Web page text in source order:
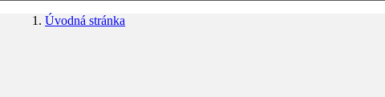
Úvodná stránka